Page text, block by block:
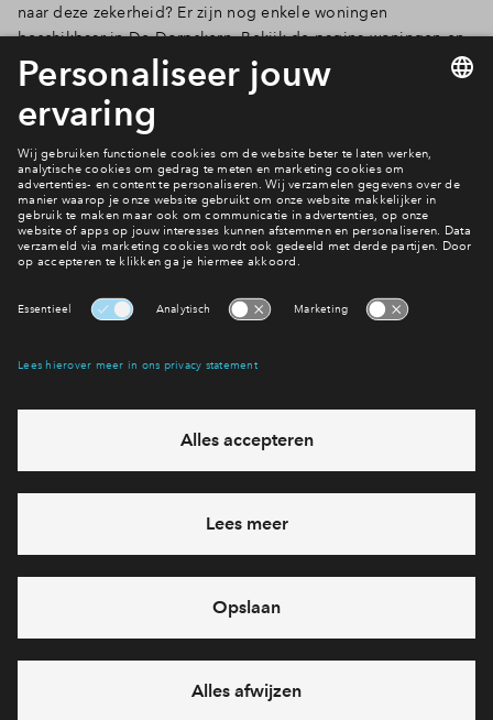
naar deze zekerheid? Er zijn nog enkele woningen
beschikbaar in De Dorpskern. Bekijk de pagina woningen en
mis deze kans niet.
Ga naar het woningaanbod
Bekijk het aanbod in De Dorpskern
Op zoek naar een woning?
eventuele projecten
Ja, ik wil mij aanmelden
Heb je een vraag en wil je direct antwoord? Bel ons op088
71 22 660
6 dagen per week beschikbaar (behalve tijdens
feestdagen)
vandaag van 09:00 - 18:00 uur